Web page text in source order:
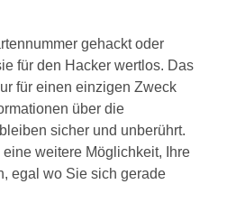
gehackt oder
für den Hacker wertlos. Das
für einen einzigen Zweck
über die
sicher und unberührt.
weitere Möglichkeit, Ihre
egal wo Sie sich gerade